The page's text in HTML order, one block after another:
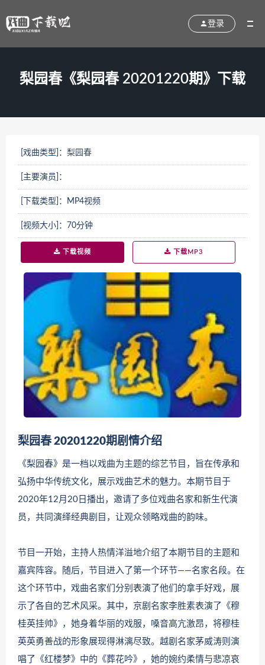
登录
梨园春《梨园春 20201220期》下载
[戏曲类型]： 梨园春
[主要演员]：
[下载类型]：MP4视频
[视频大小]：70分钟
下载视频 下载MP3
梨园春 20201220期剧情介绍
《梨园春》是一档以戏曲为主题的综艺节目，旨在传承和
弘扬中华传统文化，展示戏曲艺术的魅力。本期节目于
2020年12月20日播出，邀请了多位戏曲名家和新生代演
员，共同演绎经典剧目，让观众领略戏曲的韵味。
节目一开始，主持人热情洋溢地介绍了本期节目的主题和
嘉宾阵容。随后，节目进入了第一个环节——名家名段。在
这个环节中，戏曲名家们分别表演了他们的拿手好戏，展
示了各自的艺术风采。其中，京剧名家李胜素表演了《穆
桂英挂帅》，她身着华丽的戏服，嗓音高亢激昂，将穆桂
英英勇善战的形象展现得淋漓尽致。越剧名家茅威涛则演
唱了《红楼梦》中的《葬花吟》，她的婉约柔情与悲凉哀